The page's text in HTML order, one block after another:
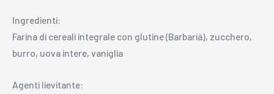
Ingredienti:
Farina di cereali integrale con glutine (Barbarià), zucchero,
burro, uova intere, vaniglia
Agenti lievitante: